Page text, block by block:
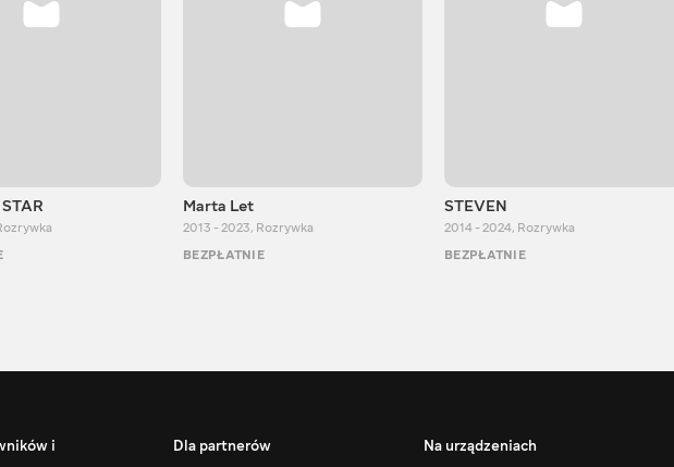
Marta Let
2013 - 2023, Rozrywka
BEZPŁATNIE
STEVEN
2014 - 2024, Rozrywka
BEZPŁATNIE
i
Dla partnerów Na urządzeniach